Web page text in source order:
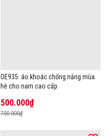
OE935: áo khoác chống nắng mùa
hè cho nam cao cấp
500.000₫
700.000₫